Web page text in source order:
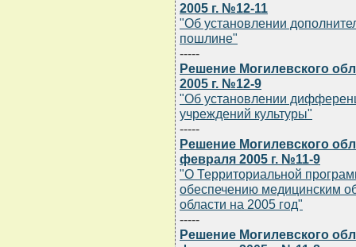
2005 г. №12-11
"Об установлении
пошлине"
-----
Решение Могилевского
2005 г. №12-9
"Об установлении
учреждений культуры"
-----
Решение Могилевского
февраля 2005 г. №11-9
"О Территориальной
обеспечению медицинским
области на 2005 год"
-----
Решение Могилевского